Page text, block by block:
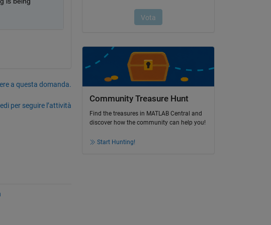
a questa domanda.
per seguire l’attività
Community Treasure Hunt
Find the treasures in MATLAB Central and
discover how the community can help you!
Start Hunting!